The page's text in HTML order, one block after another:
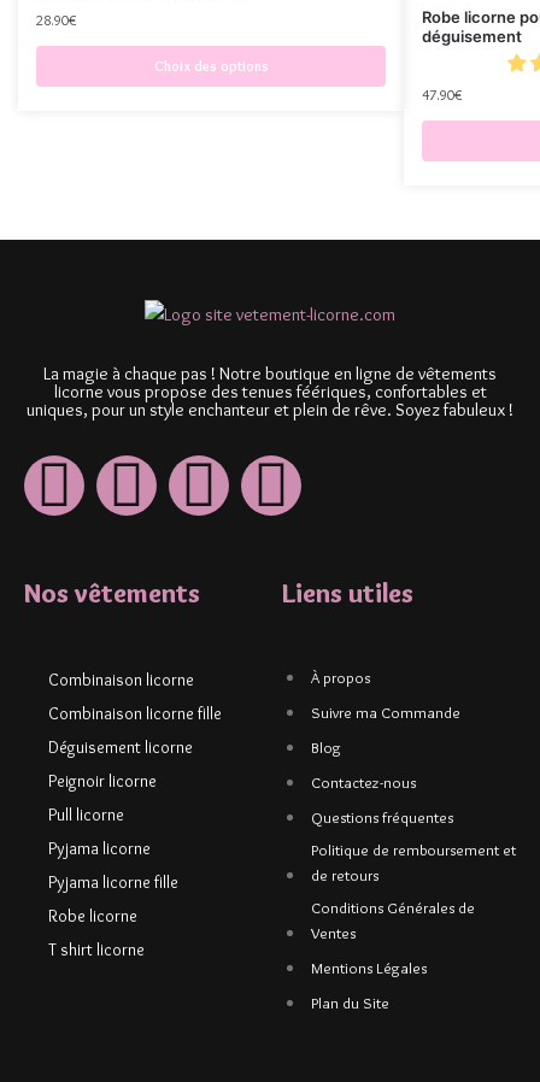
28.90€
Choix des options
Robe licorne
déguisement
47.90€
La magie à chaque pas ! Notre boutique en ligne de vêtements
licorne vous propose des tenues féériques, confortables et
uniques, pour un style enchanteur et plein de rêve. Soyez fabuleux !
Nos vêtements
Combinaison licorne
Combinaison licorne fille
Déguisement licorne
Peignoir licorne
Pull licorne
Pyjama licorne
Pyjama licorne fille
Robe licorne
T shirt licorne
Liens utiles
À propos
Suivre ma Commande
Blog
Contactez-nous
Questions fréquentes
Politique de remboursement et
de retours
Conditions Générales de
Ventes
Mentions Légales
Plan du Site